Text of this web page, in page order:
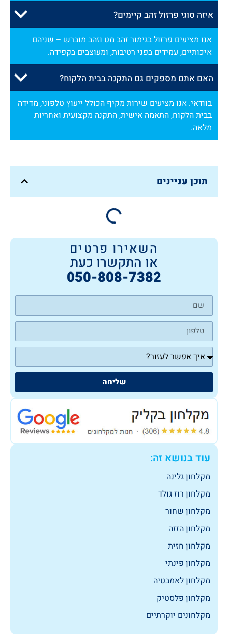
איזה סוגי פרזול זהב קיימים?
אנו מציעים פרזול בגימור זהב מט וזהב מוברש – שניהם
איכותיים, עמידים בפני רטיבות, ומעוצבים בקפידה.
האם אתם מספקים גם התקנה בבית הלקוח?
בוודאי. אנו מציעים שירות מקיף הכולל ייעוץ טלפוני, מדידה
בבית הלקוח, התאמה אישית, התקנה מקצועית ואחריות
מלאה.
תוכן עניינים
השאירו פרטים
או התקשרו כעת
050-808-7382
שליחה
עוד בנושא זה:
מקלחון גלינה
מקלחון רוז גולד
מקלחון שחור
מקלחון הזזה
מקלחון חזית
מקלחון פינתי
מקלחון לאמבטיה
מקלחון פלסטיק
מקלחונים יוקרתיים